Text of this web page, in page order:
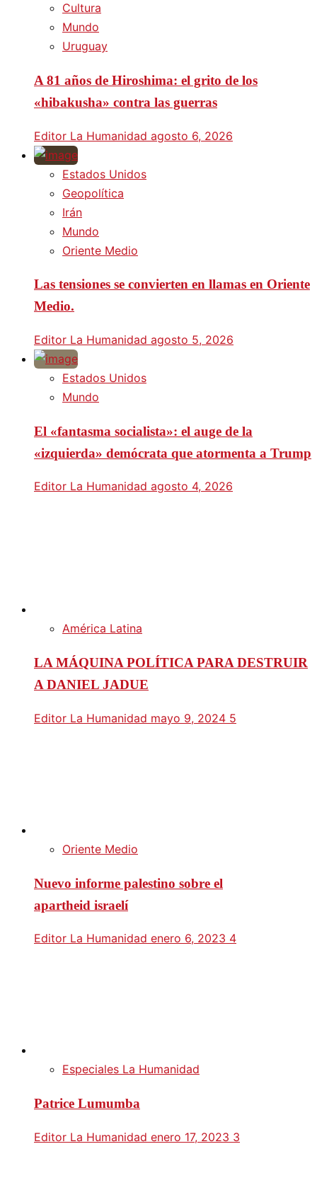
Cultura
Mundo
Uruguay
A 81 años de Hiroshima: el grito de los
«hibakusha» contra las guerras
Editor La Humanidad agosto 6, 2026
Estados Unidos
Geopolítica
Irán
Mundo
Oriente Medio
Las tensiones se convierten en llamas en Oriente
Medio.
Editor La Humanidad agosto 5, 2026
Estados Unidos
Mundo
El «fantasma socialista»: el auge de la
«izquierda» demócrata que atormenta a Trump
Editor La Humanidad agosto 4, 2026
América Latina
LA MÁQUINA POLÍTICA PARA DESTRUIR
A DANIEL JADUE
Editor La Humanidad mayo 9, 2024 5
Oriente Medio
Nuevo informe palestino sobre el
apartheid israelí
Editor La Humanidad enero 6, 2023 4
Especiales La Humanidad
Patrice Lumumba
Editor La Humanidad enero 17, 2023 3